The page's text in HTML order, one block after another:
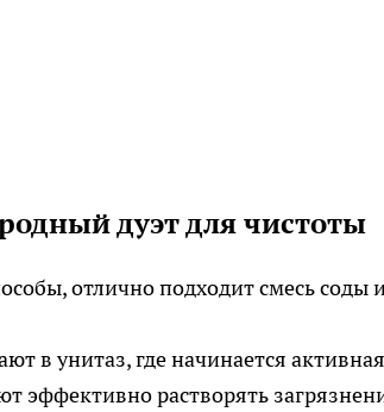
дуэт для чистоты
отлично подходит смесь соды
в унитаз, где начинается активная
эффективно растворять